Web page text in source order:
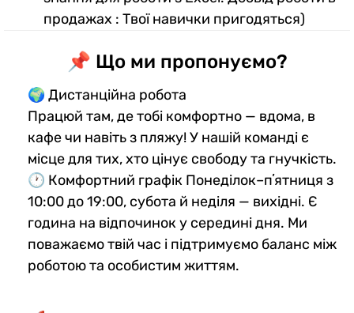
продажах : Твої навички пригодяться)
📌 Що ми пропонуємо?
🌍 Дистанційна робота
Працюй там, де тобі комфортно — вдома, в
кафе чи навіть з пляжу! У нашій команді є
місце для тих, хто цінує свободу та гнучкість.
🕐 Комфортний графік Понеділок–пʼятниця з
10:00 до 19:00, субота й неділя — вихідні. Є
година на відпочинок у середині дня. Ми
поважаємо твій час і підтримуємо баланс між
роботою та особистим життям.